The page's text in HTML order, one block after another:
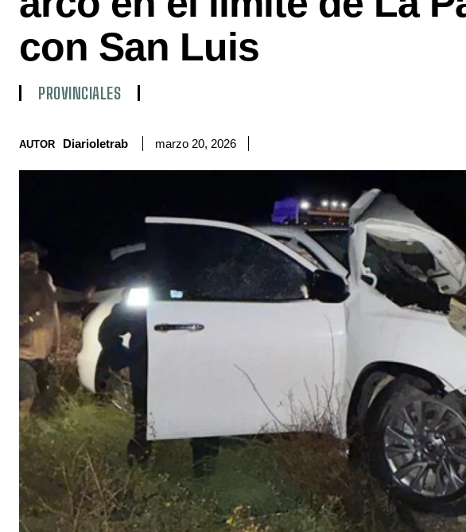
con San Luis
PROVINCIALES
AUTOR Diarioletrab marzo 20, 2026